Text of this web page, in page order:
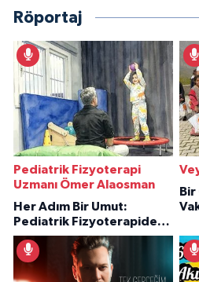
Röportaj
Pediatrik Fizyoterapi
Uzmanı Ömer Alaosman
Her Adım Bir Umut:
Pediatrik Fizyoterapiden
İlham Veren Hikâyeler